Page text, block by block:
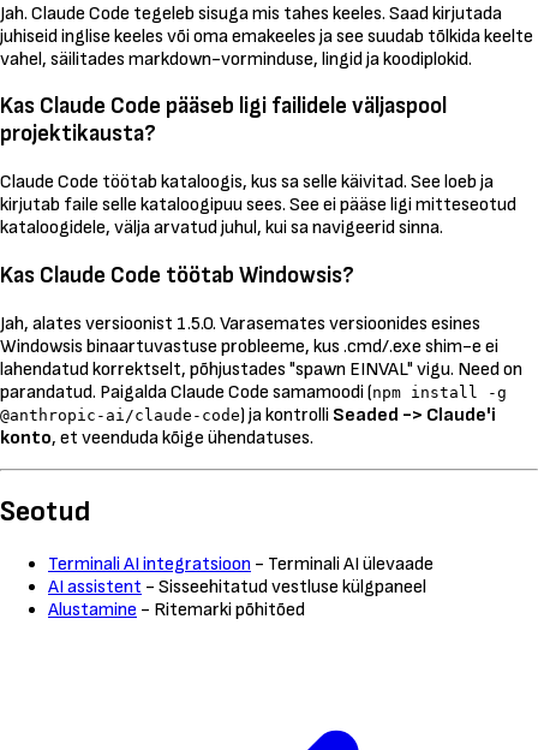
Jah. Claude Code tegeleb sisuga mis tahes keeles. Saad kirjutada
juhiseid inglise keeles või oma emakeeles ja see suudab tõlkida keelte
vahel, säilitades markdown-vorminduse, lingid ja koodiplokid.
Kas Claude Code pääseb ligi failidele väljaspool
projektikausta?
Claude Code töötab kataloogis, kus sa selle käivitad. See loeb ja
kirjutab faile selle kataloogipuu sees. See ei pääse ligi mitteseotud
kataloogidele, välja arvatud juhul, kui sa navigeerid sinna.
Kas Claude Code töötab Windowsis?
Jah, alates versioonist 1.5.0. Varasemates versioonides esines
Windowsis binaartuvastuse probleeme, kus .cmd/.exe shim-e ei
lahendatud korrektselt, põhjustades "spawn EINVAL" vigu. Need on
parandatud. Paigalda Claude Code samamoodi (npm install -g
@anthropic-ai/claude-code) ja kontrolli Seaded -> Claude'i
konto, et veenduda kõige ühendatuses.
Seotud
Terminali AI integratsioon - Terminali AI ülevaade
AI assistent - Sisseehitatud vestluse külgpaneel
Alustamine - Ritemarki põhitõed